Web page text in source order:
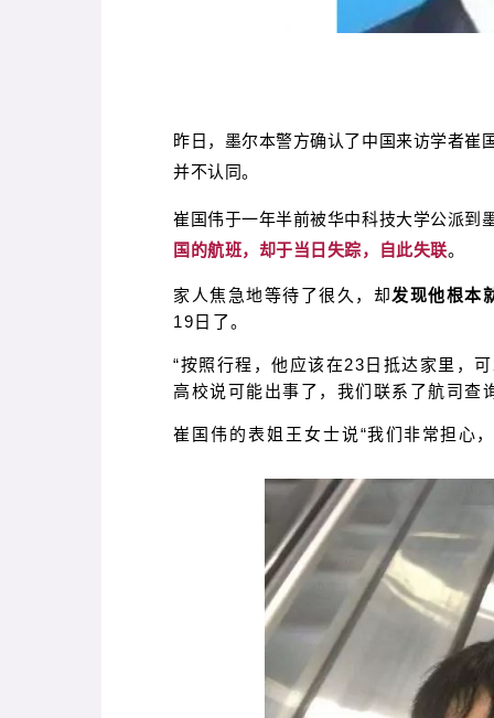
昨日，墨尔本警方确认了 中国来访学者崔
并不认同。
崔国伟于一年半前被华中科技大学公派到
国的航班，却于当日失踪，自此失联。
家人焦急地等待了很久，却发现他根本
19日了。
“按照行程，他应该在23日抵达家里，
高校说可能出事了，我们联系了航司查
崔国伟的表姐王女士说“我们非常担心